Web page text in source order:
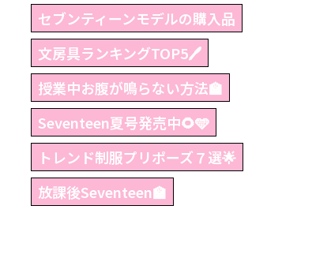
セブンティーンモデルの購入品
文房具ランキングTOP5🖊
授業中お腹が鳴らない方法🏫
Seventeen夏号発売中🌻🩵
トレンド制服プリポーズ７選🌟
放課後Seventeen🏫